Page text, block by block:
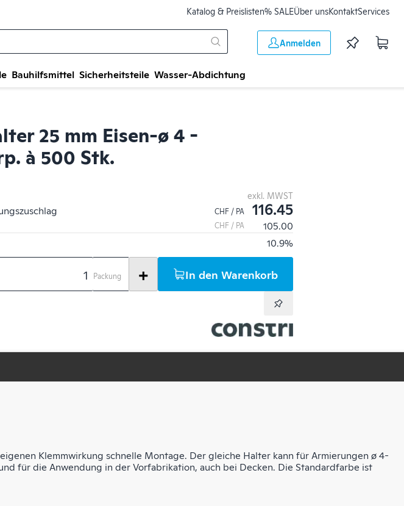
Katalog & Preislisten% SALEÜber unsKontaktServices
Anmelden
Bauhilfsmittel Sicherheitsteile Wasser-Abdichtung
25 mm Eisen-ø 4 -
à 500 Stk.
exkl. MWST
CHF / PA 116.45
CHF / PA
105.00
10.9%
Packung + In den Warenkorb
Klemmwirkung schnelle Montage. Der gleiche Halter kann für Armierungen ø 4-
für die Anwendung in der Vorfabrikation, auch bei Decken. Die Standardfarbe ist